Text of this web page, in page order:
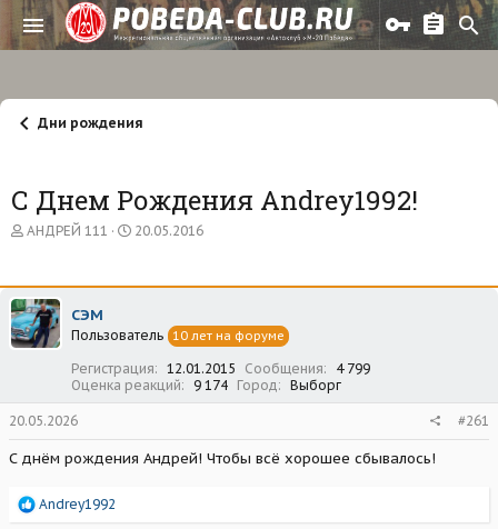
Дни рождения
С Днем Рождения Andrey1992!
А
о
р
т
е
АНДРЕЙ 111
Д
а
ч
л
а
20.05.2016
СЭМ
Пользователь 10 лет на форуме
Регистрация 12.01.2015 Сообщения
4 799
Оценка реакций
9 174 Город Выборг
20.05.2026 #261
С днём рождения Андрей! Чтобы всё хорошее сбывалось!
Р
Andrey1992